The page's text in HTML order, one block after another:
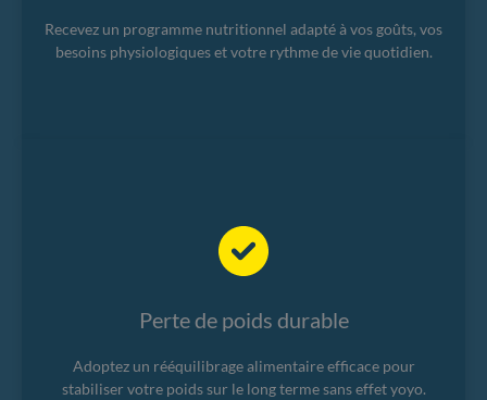
Recevez un programme nutritionnel adapté à vos goûts, vos
besoins physiologiques et votre rythme de vie quotidien.
Perte de poids durable
Adoptez un rééquilibrage alimentaire efficace pour
stabiliser votre poids sur le long terme sans effet yoyo.